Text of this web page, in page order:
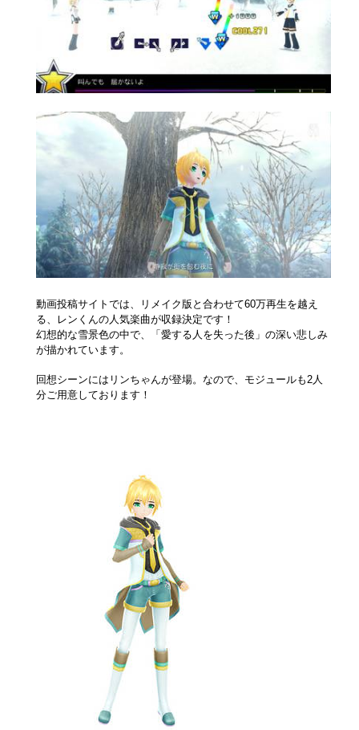
動画投稿サイトでは、リメイク版と合わせて60万再生を越え
る、レンくんの人気楽曲が収録決定です！
幻想的な雪景色の中で、「愛する人を失った後」の深い悲しみ
が描かれています。
回想シーンにはリンちゃんが登場。なので、モジュールも2人
分ご用意しております！